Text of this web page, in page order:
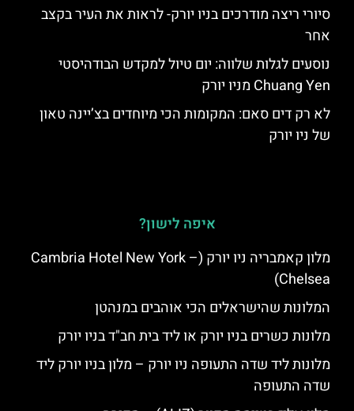
סיורי ריצה מודרכים בניו יורק- לראות את העיר בקצב
אחר
נוסעים לגלות שלווה: יום טיול למקדש הבודהיסטי
Chuang Yen מניו יורק
לא רק דים סאם: המקומות הכי מיוחדים בצ’יינה טאון
של ניו יורק
איפה לישון?
מלון קאמבריה ניו יורק (Cambria Hotel New York –
Chelsea)
המלונות שהישראלים הכי אוהבים במנהטן
מלונות כשרים בניו יורק או ליד בית חב"ד בניו יורק
מלונות ליד שדה התעופה ניו יורק – מלון בניו יורק ליד
שדה התעופה